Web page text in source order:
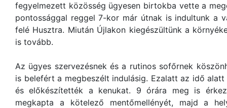
fegyelmezett közösség ügyesen birtokba vette a
pontossággal reggel 7-kor már útnak is indultunk a
felé Husztra. Miután Újlakon kiegészültünk a
is tovább.
Az ügyes szervezésnek és a rutinos sofőrnek
is belefért a megbeszélt indulásig. Ezalatt az idő
és előkészítették a kenukat. 9 órára meg is
megkapta a kötelező mentőmellényét, majd a